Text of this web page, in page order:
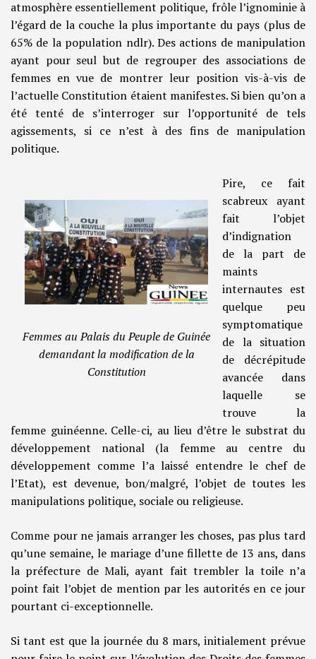
atmosphère essentiellement politique, frôle l’ignominie à
l’égard de la couche la plus importante du pays (plus de
65% de la population ndlr). Des actions de manipulation
ayant pour seul but de regrouper des associations de
femmes en vue de montrer leur position vis-à-vis de
l’actuelle Constitution étaient manifestes. Si bien qu’on a
été tenté de s’interroger sur l’opportunité de tels
agissements, si ce n’est à des fins de manipulation
politique.
Femmes au Palais du Peuple de Guinée
demandant la modification de la
Constitution
Pire, ce fait
scabreux ayant
fait l’objet
d’indignation
de la part de
maints
internautes est
quelque peu
symptomatique
de la situation
de décrépitude
avancée dans
laquelle se
trouve la
femme guinéenne. Celle-ci, au lieu d’être le substrat du
développement national (la femme au centre du
développement comme l’a laissé entendre le chef de
l’Etat), est devenue, bon/malgré, l’objet de toutes les
manipulations politique, sociale ou religieuse.
Comme pour ne jamais arranger les choses, pas plus tard
qu’une semaine, le mariage d’une fillette de 13 ans, dans
la préfecture de Mali, ayant fait trembler la toile n’a
point fait l’objet de mention par les autorités en ce jour
pourtant ci-exceptionnelle.
Si tant est que la journée du 8 mars, initialement prévue